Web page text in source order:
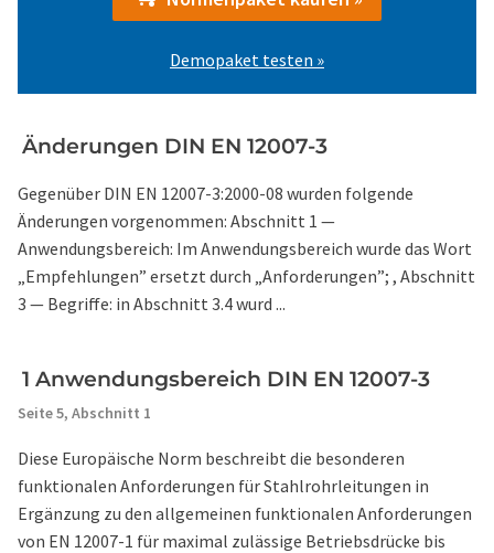
Demopaket testen »
Änderungen DIN EN 12007-3
Gegenüber DIN EN 12007-3:2000-08 wurden folgende
Änderungen vorgenommen: Abschnitt 1 —
Anwendungsbereich: Im Anwendungsbereich wurde das Wort
„Empfehlungen” ersetzt durch „Anforderungen”; , Abschnitt
3 — Begriffe: in Abschnitt 3.4 wurd ...
1 Anwendungsbereich DIN EN 12007-3
Seite 5, Abschnitt 1
Diese Europäische Norm beschreibt die besonderen
funktionalen Anforderungen für Stahlrohrleitungen in
Ergänzung zu den allgemeinen funktionalen Anforderungen
von EN 12007-1 für maximal zulässige Betriebsdrücke bis